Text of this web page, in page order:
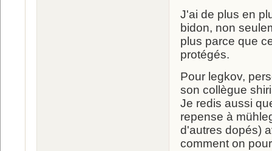
J'ai de plus en
bidon, non
plus parce que
protégés.
Pour legkov,
son collègue
Je redis aussi
repense à
d'autres dopés)
comment on